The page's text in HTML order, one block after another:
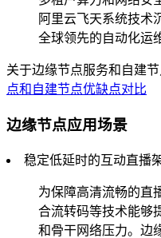
阿里云飞天系统技术
全球领先的自动化运
关于边缘节点服务和自建节
点和自建节点优缺点对比
边缘节点应用场景
稳定低延时的互动直播
为保障高清流畅的直
合流转码等技术能够
和骨干网络压力。边